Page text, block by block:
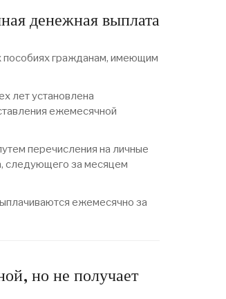
денежная выплата
гражданам, имеющим
лет установлена
ежемесячной
перечисления на личные
следующего за месяцем
ежемесячно за
но не получает